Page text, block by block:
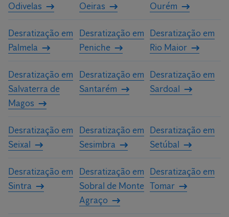
Odivelas
Oeiras
Ourém
Desratização em
Palmela
Desratização em
Peniche
Desratização em
Rio Maior
Desratização em
Salvaterra de
Magos
Desratização em
Santarém
Desratização em
Sardoal
Desratização em
Seixal
Desratização em
Sesimbra
Desratização em
Setúbal
Desratização em
Sintra
Desratização em
Sobral de Monte
Agraço
Desratização em
Tomar